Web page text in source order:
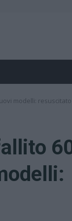
modelli: